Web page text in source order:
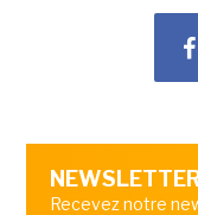
Recevez notre